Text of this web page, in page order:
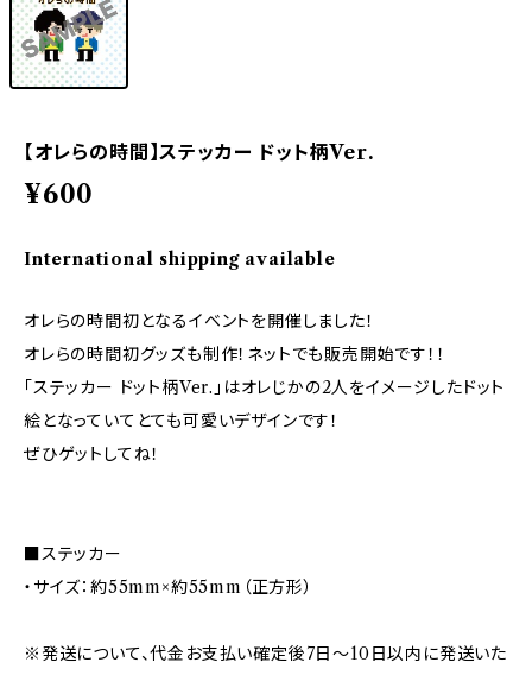
【オレらの時間】ステッカー ドット柄Ver.
¥600
International shipping available
オレらの時間初となるイベントを開催しました！
オレらの時間初グッズも制作！ネットでも販売開始です！！
「ステッカー ドット柄Ver.」はオレじかの2人をイメージしたドット
絵となっていてとても可愛いデザインです！
ぜひゲットしてね！
■ステッカー
・サイズ：約55mm×約55mm（正方形）
※発送について、代金お支払い確定後7日〜10日以内に発送いた